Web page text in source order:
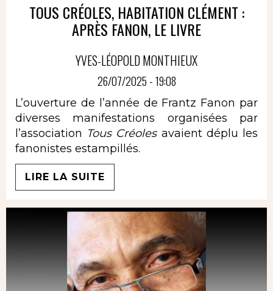
TOUS CRÉOLES, HABITATION CLÉMENT :
APRÈS FANON, LE LIVRE
YVES-LÉOPOLD MONTHIEUX
26/07/2025 - 19:08
L’ouverture de l’année de Frantz Fanon par
diverses manifestations organisées par
l’association Tous Créolesavaient déplu les
fanonistes estampillés.
LIRE LA SUITE